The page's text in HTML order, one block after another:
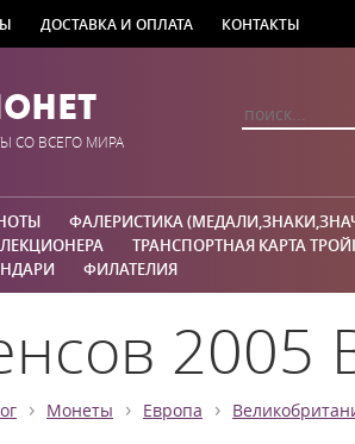
ДОСТАВКА И ОПЛАТА КОНТАКТЫ
СО ВСЕГО МИРА
ФАЛЕРИСТИКА
ТРАНСПОРТНАЯ КАРТА
ФИЛАТЕЛИЯ
2005
› Монеты › Европа ›